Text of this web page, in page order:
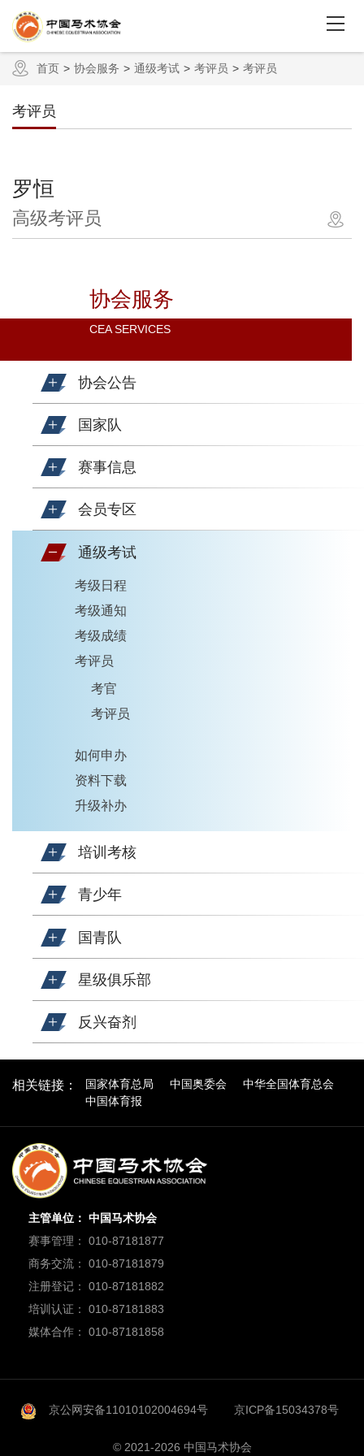
首页 协会服务 通级考试 考评员 考评员
协会服务
CEA SERVICES
协会公告
国家队
赛事信息
会员专区
通级考试
考级日程
考级通知
考级成绩
考评员
考官
考评员
如何申办
资料下载
升级补办
培训考核
青少年
国青队
星级俱乐部
反兴奋剂
考评员
罗恒
高级考评员
相关链接： 国家体育总局 中国奥委会
中华全国体育总会
中国体育报
主管单位： 中国马术协会
赛事管理： 010-87181877
商务交流： 010-87181879
注册登记： 010-87181882
培训认证： 010-87181883
媒体合作： 010-87181858
京公网安备11010102004694号 京ICP备15034378号
© 2021-2026 中国马术协会